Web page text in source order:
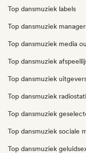
Top dansmuziek labels
Top dansmuziek
Top dansmuziek media
Top dansmuziek
Top dansmuziek
Top dansmuziek
Top dansmuziek
Top dansmuziek sociale
Top dansmuziek